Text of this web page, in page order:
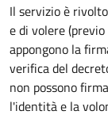
Il servizio è
e di volere
appongono la
verifica del
non possono
l'identità e la